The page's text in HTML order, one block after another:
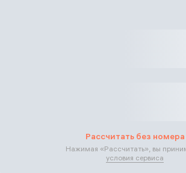
Рассчитать без номера
Нажимая «Рассчитать», вы
условия сервиса